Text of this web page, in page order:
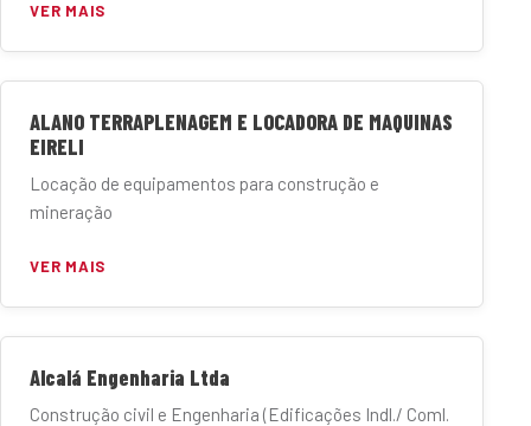
VER MAIS
ALANO TERRAPLENAGEM E LOCADORA DE MAQUINAS
EIRELI
Locação de equipamentos para construção e
mineração
VER MAIS
Alcalá Engenharia Ltda
Construção civil e Engenharia (Edificações Indl./ Coml.